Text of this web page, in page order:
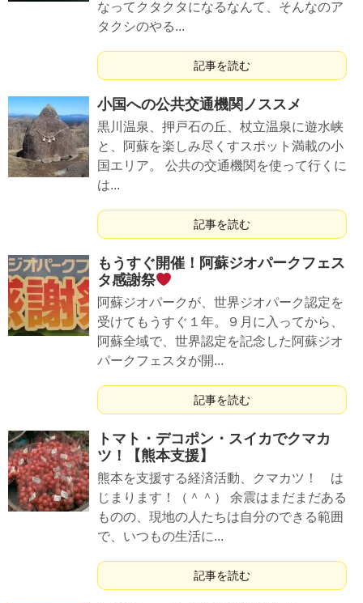
なってクタクタになるなんて、そんなのア
タクシのやる...
記事を読む
小国への公共交通機関ノススメ
黒川温泉、押戸石の丘、杖立温泉に遊水峡
と、阿蘇を楽しみ尽くすスポット満載の小
国エリア。 公共の交通機関を使って行くに
は...
記事を読む
もうすぐ開催！阿蘇ジオパークフェス
タ感謝祭
阿蘇ジオパークが、世界ジオパーク認定を
受けてもうすぐ１年。９月に入ってから、
阿蘇全域で、世界認定を記念した阿蘇ジオ
パークフェスタが開...
記事を読む
トマト・デコポン・スイカでクマカ
ツ！【熊本支援】
熊本を支援する経済活動、クマカツ！ は
じまります！（＾＾） 余震はまだまだある
ものの、現地の人たちは自分のできる範囲
で、いつもの生活に...
記事を読む